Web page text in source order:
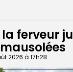
ferveur
2026 à 17h28